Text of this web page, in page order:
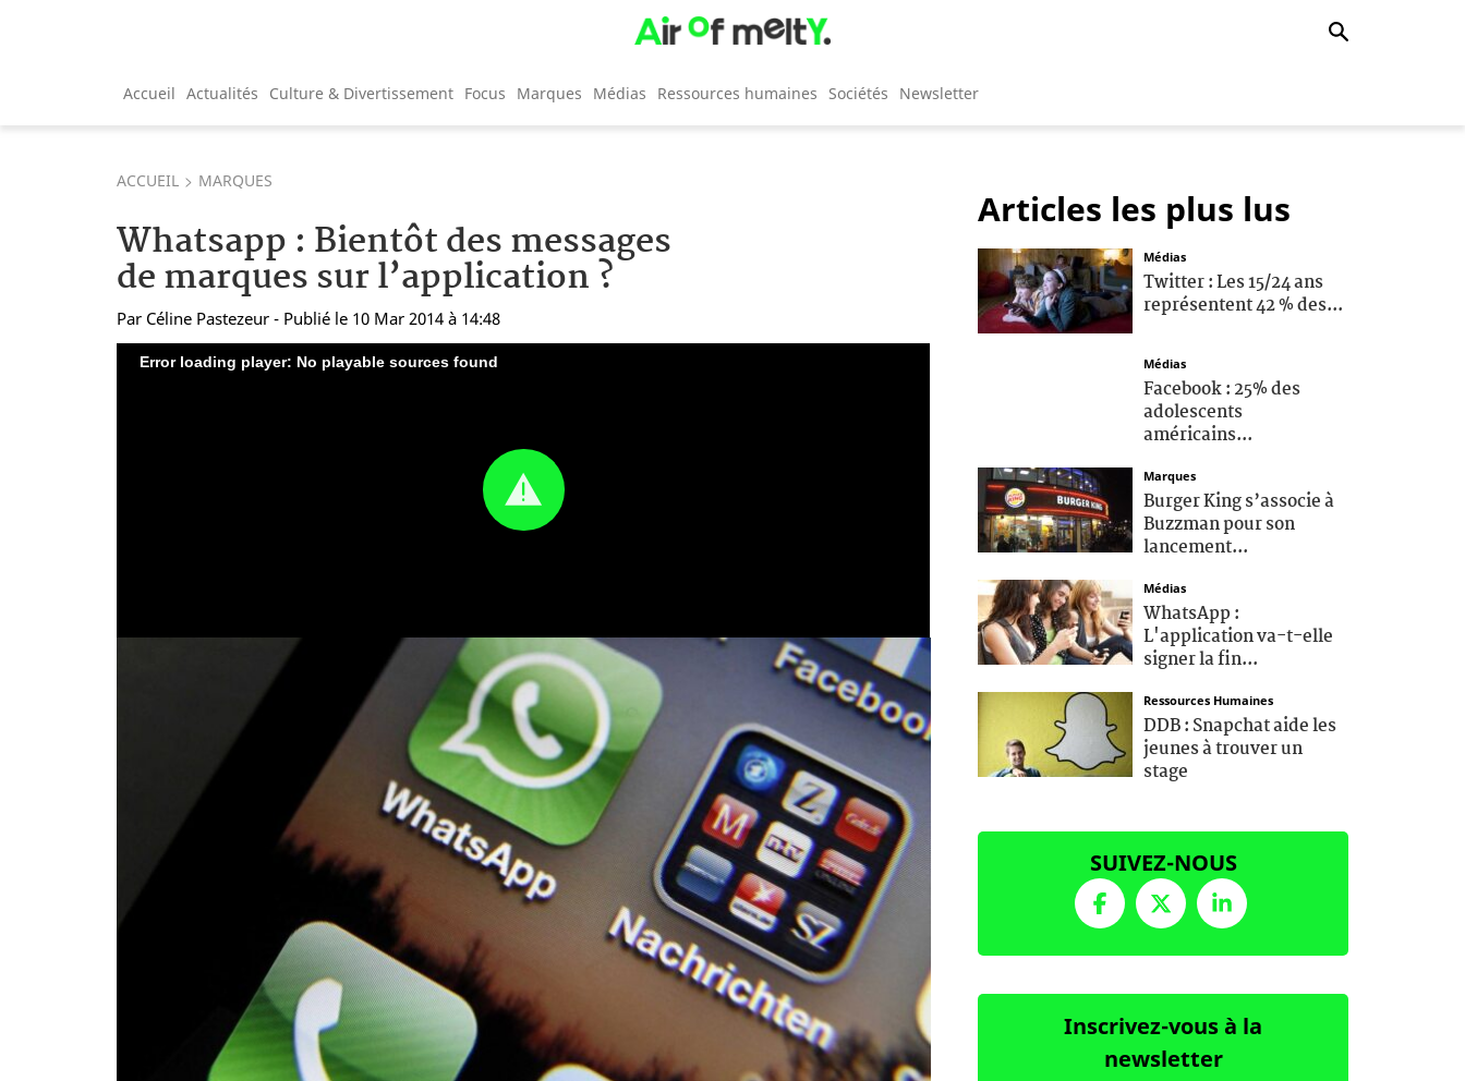
Accueil Actualités Culture & Divertissement Focus Marques Médias Ressources humaines Sociétés Newsletter
ACCUEIL MARQUES
Whatsapp : Bientôt des messages
de marques sur l’application ?
Par Céline Pastezeur - Publié le 10 Mar 2014 à 14:48
Error loading player: No playable sources found
Articles les plus lus
Médias
Twitter : Les 15/24 ans
représentent 42 % des...
Médias
Facebook : 25% des
adolescents
américains...
Marques
Burger King s’associe à
Buzzman pour son
lancement...
Médias
WhatsApp :
L'application va-t-elle
signer la fin...
Ressources Humaines
DDB : Snapchat aide les
jeunes à trouver un
stage
SUIVEZ-NOUS
Inscrivez-vous à la
newsletter